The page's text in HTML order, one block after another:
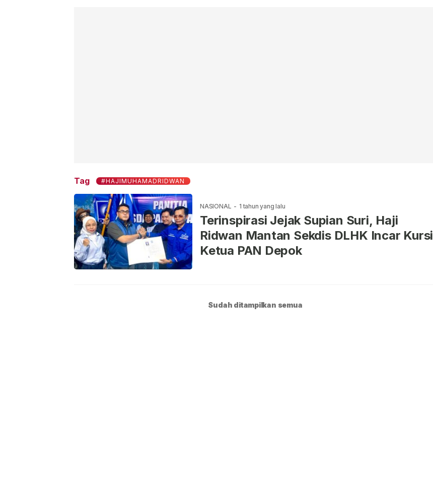
Tag #HAJIMUHAMADRIDWAN
NASIONAL - 1 tahun yang lalu
Terinspirasi Jejak Supian Suri, Haji
Ridwan Mantan Sekdis DLHK Incar Kursi
Ketua PAN Depok
Sudah ditampilkan semua